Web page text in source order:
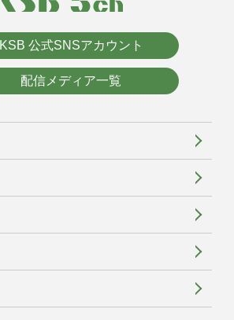
KSB 公式SNSアカウント
配信メディア一覧